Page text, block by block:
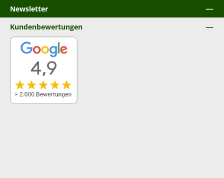
Newsletter
Kundenbewertungen